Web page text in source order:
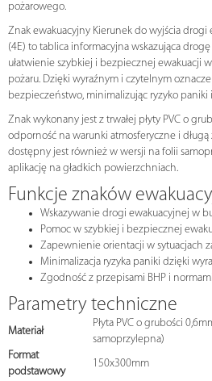
pożarowego.
Znak ewakuacyjny Kierunek do wyjścia drogi
(4E) to tablica informacyjna wskazująca
ułatwienie szybkiej i bezpiecznej ewakuacji
pożaru. Dzięki wyraźnym i czytelnym
bezpieczeństwo, minimalizując ryzyko paniki
Znak wykonany jest z trwałej płyty PVC o
odporność na warunki atmosferyczne i
dostępny jest również w wersji na folii
aplikację na gładkich powierzchniach.
Funkcje znaków
Wskazywanie drogi ewakuacyjnej w
Pomoc w szybkiej i bezpiecznej
Zapewnienie orientacji w sytuacjach
Minimalizacja ryzyka paniki dzięki
Zgodność z przepisami BHP i
Parametry techniczne
Materiał
Płyta PVC o grubości
samoprzylepna)
Format
podstawowy
150x300mm